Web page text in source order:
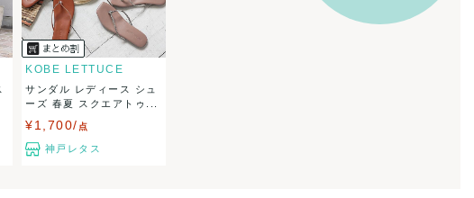
KOBE LETTUCE
サンダル レディース シュ
ーズ 春夏 スクエアトゥ...
¥1,700/ 点
神戸レタス